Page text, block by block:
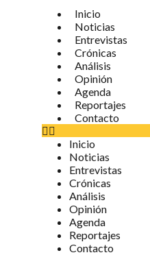
Inicio
Noticias
Entrevistas
Crónicas
Análisis
Opinión
Agenda
Reportajes
Contacto
Inicio
Noticias
Entrevistas
Crónicas
Análisis
Opinión
Agenda
Reportajes
Contacto